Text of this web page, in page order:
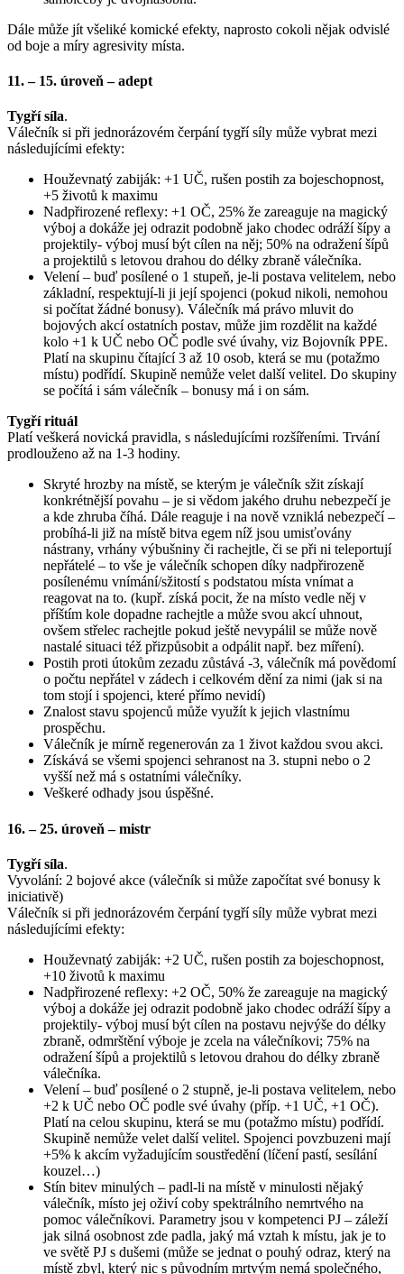
Dále může jít všeliké komické efekty, naprosto cokoli nějak odvislé
od boje a míry agresivity místa.
11. – 15. úroveň – adept
Tygří síla.
Válečník si při jednorázovém čerpání tygří síly může vybrat mezi
následujícími efekty:
Houževnatý zabiják: +1 UČ, rušen postih za bojeschopnost,
+5 životů k maximu
Nadpřirozené reflexy: +1 OČ, 25% že zareaguje na magický
výboj a dokáže jej odrazit podobně jako chodec odráží šípy a
projektily- výboj musí být cílen na něj; 50% na odražení šípů
a projektilů s letovou drahou do délky zbraně válečníka.
Velení – buď posílené o 1 stupeň, je-li postava velitelem, nebo
základní, respektují-li ji její spojenci (pokud nikoli, nemohou
si počítat žádné bonusy). Válečník má právo mluvit do
bojových akcí ostatních postav, může jim rozdělit na každé
kolo +1 k UČ nebo OČ podle své úvahy, viz Bojovník PPE.
Platí na skupinu čítající 3 až 10 osob, která se mu (potažmo
místu) podřídí. Skupině nemůže velet další velitel. Do skupiny
se počítá i sám válečník – bonusy má i on sám.
Tygří rituál
Platí veškerá novická pravidla, s následujícími rozšířeními. Trvání
prodlouženo až na 1-3 hodiny.
Skryté hrozby na místě, se kterým je válečník sžit získají
konkrétnější povahu – je si vědom jakého druhu nebezpečí je
a kde zhruba číhá. Dále reaguje i na nově vzniklá nebezpečí –
probíhá-li již na místě bitva egem níž jsou umisťovány
nástrany, vrhány výbušniny či rachejtle, či se při ni teleportují
nepřátelé – to vše je válečník schopen díky nadpřirozeně
posílenému vnímání/sžitostí s podstatou místa vnímat a
reagovat na to. (kupř. získá pocit, že na místo vedle něj v
příštím kole dopadne rachejtle a může svou akcí uhnout,
ovšem střelec rachejtle pokud ještě nevypálil se může nově
nastalé situaci též přizpůsobit a odpálit např. bez míření).
Postih proti útokům zezadu zůstává -3, válečník má povědomí
o počtu nepřátel v zádech i celkovém dění za nimi (jak si na
tom stojí i spojenci, které přímo nevidí)
Znalost stavu spojenců může využít k jejich vlastnímu
prospěchu.
Válečník je mírně regenerován za 1 život každou svou akci.
Získává se všemi spojenci sehranost na 3. stupni nebo o 2
vyšší než má s ostatními válečníky.
Veškeré odhady jsou úspěšné.
16. – 25. úroveň – mistr
Tygří síla.
Vyvolání: 2 bojové akce (válečník si může započítat své bonusy k
iniciativě)
Válečník si při jednorázovém čerpání tygří síly může vybrat mezi
následujícími efekty:
Houževnatý zabiják: +2 UČ, rušen postih za bojeschopnost,
+10 životů k maximu
Nadpřirozené reflexy: +2 OČ, 50% že zareaguje na magický
výboj a dokáže jej odrazit podobně jako chodec odráží šípy a
projektily- výboj musí být cílen na postavu nejvýše do délky
zbraně, odmrštění výboje je zcela na válečníkovi; 75% na
odražení šípů a projektilů s letovou drahou do délky zbraně
válečníka.
Velení – buď posílené o 2 stupně, je-li postava velitelem, nebo
+2 k UČ nebo OČ podle své úvahy (příp. +1 UČ, +1 OČ).
Platí na celou skupinu, která se mu (potažmo místu) podřídí.
Skupině nemůže velet další velitel. Spojenci povzbuzeni mají
+5% k akcím vyžadujícím soustředění (líčení pastí, sesílání
kouzel…)
Stín bitev minulých – padl-li na místě v minulosti nějaký
válečník, místo jej oživí coby spektrálního nemrtvého na
pomoc válečníkovi. Parametry jsou v kompetenci PJ – záleží
jak silná osobnost zde padla, jaký má vztah k místu, jak je to
ve světě PJ s dušemi (může se jednat o pouhý odraz, který na
místě zbyl, který nic s původním mrtvým nemá společného,